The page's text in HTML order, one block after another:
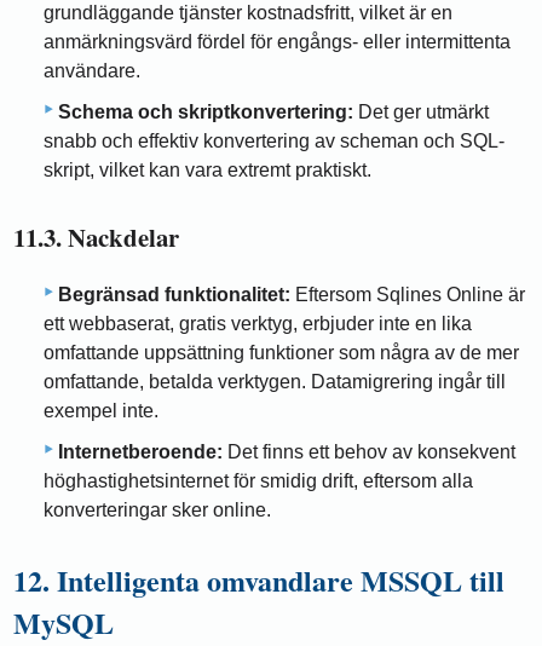
grundläggande tjänster kostnadsfritt, vilket är en
anmärkningsvärd fördel för engångs- eller intermittenta
användare.
Schema och skriptkonvertering: Det ger utmärkt
snabb och effektiv konvertering av scheman och SQL-
skript, vilket kan vara extremt praktiskt.
11.3. Nackdelar
Begränsad funktionalitet: Eftersom Sqlines Online är
ett webbaserat, gratis verktyg, erbjuder inte en lika
omfattande uppsättning funktioner som några av de mer
omfattande, betalda verktygen. Datamigrering ingår till
exempel inte.
Internetberoende: Det finns ett behov av konsekvent
höghastighetsinternet för smidig drift, eftersom alla
konverteringar sker online.
12. Intelligenta omvandlare MSSQL till
MySQL